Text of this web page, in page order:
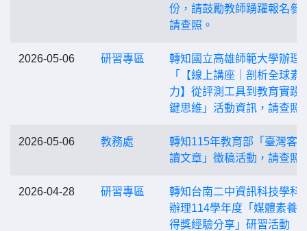
份，請鼓勵教師踴躍報名參
請查照。
2026-05-06 研習專區
轉知國立高雄師範大學辦理
「【線上講座｜剖析全球素
力】從評測工具到教育實踐
鍵思維」活動資訊，請查照
2026-05-06 教務處
轉知115年教育部「臺灣客
讀文章」徵稿活動，請查照
2026-04-28 研習專區
轉知台南二中資訊科技學科
辦理114學年度「媒體素養
得獎經驗分享」研習活動（